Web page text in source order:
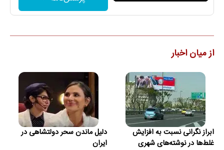
از میان اخبار
ابراز نگرانی نسبت به افزایش
غلط‌ها در نوشته‌های شهری
دلیل ماندن سحر دولتشاهی در
ایران